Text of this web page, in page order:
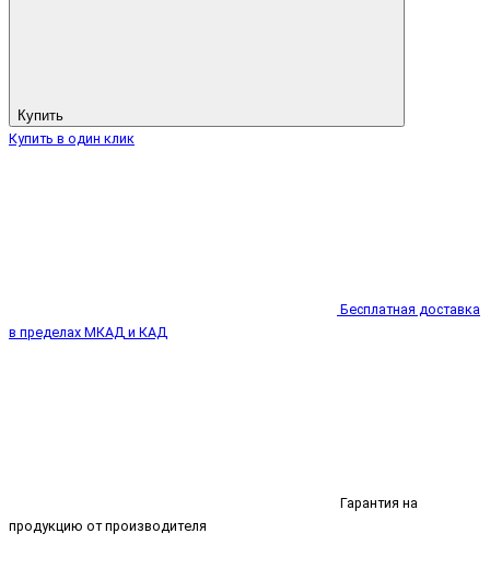
Купить
Купить в один клик
Бесплатная доставка
в пределах МКАД и КАД
Гарантия на
продукцию от производителя